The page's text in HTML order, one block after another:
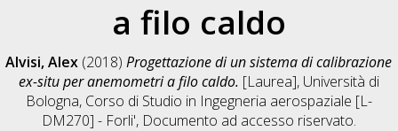
a filo caldo
Alvisi, Alex (2018)Progettazione di un sistema di calibrazione
ex-situ per anemometri a filo caldo. [Laurea], Università di
Bologna, Corso di Studio in Ingegneria aerospaziale [L-
DM270] - Forli', Documento ad accesso riservato.